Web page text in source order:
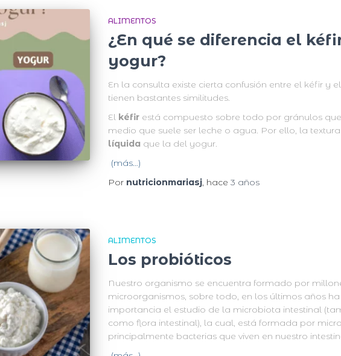
ALIMENTOS
¿En qué se diferencia el
yogur?
En la consulta existe cierta confusión entre el kéfir y
tienen bastantes similitudes.
Elkéfirestá compuesto sobre todo por gránulos
medio que suele ser leche o agua. Por ello, la
líquida que la del yogur.
(más…)
Por nutricionmariasj, hace 3 años
ALIMENTOS
Los probióticos
Nuestro organismo se encuentra formado por
microorganismos, sobre todo, en los últimos años
importancia el estudio de la microbiota intestinal
como flora intestinal), la cual, está formada por
principalmente bacterias que viven en nuestro